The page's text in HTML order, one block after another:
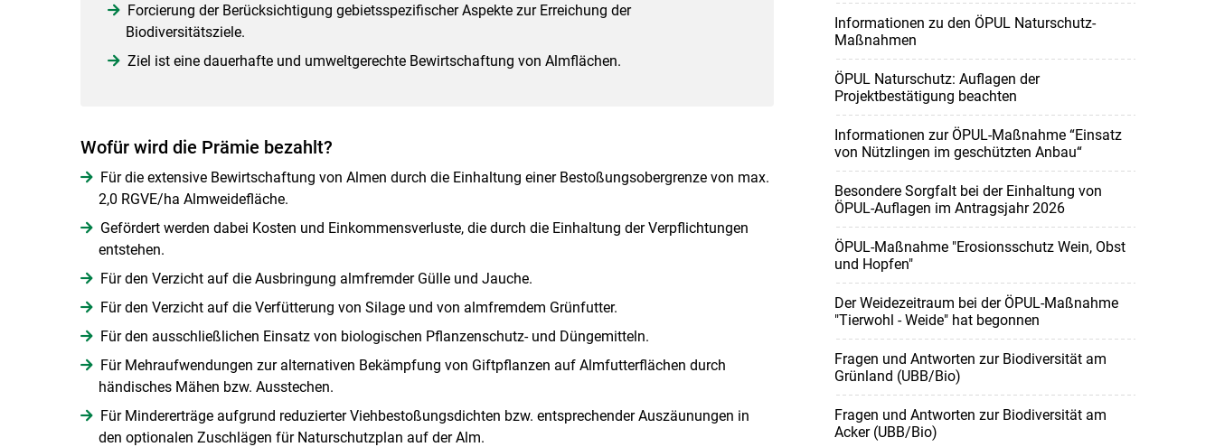
Forcierung der Berücksichtigung gebietsspezifischer Aspekte zur Erreichung der
Biodiversitätsziele.
Ziel ist eine dauerhafte und umweltgerechte Bewirtschaftung von Almflächen.
Wofür wird die Prämie bezahlt?
Für die extensive Bewirtschaftung von Almen durch die Einhaltung einer Bestoßungsobergrenze von max.
2,0 RGVE/ha Almweidefläche.
Gefördert werden dabei Kosten und Einkommensverluste, die durch die Einhaltung der Verpflichtungen
entstehen.
Für den Verzicht auf die Ausbringung almfremder Gülle und Jauche.
Für den Verzicht auf die Verfütterung von Silage und von almfremdem Grünfutter.
Für den ausschließlichen Einsatz von biologischen Pflanzenschutz- und Düngemitteln.
Für Mehraufwendungen zur alternativen Bekämpfung von Giftpflanzen auf Almfutterflächen durch
händisches Mähen bzw. Ausstechen.
Für Mindererträge aufgrund reduzierter Viehbestoßungsdichten bzw. entsprechender Auszäunungen in
den optionalen Zuschlägen für Naturschutzplan auf der Alm.
Informationen zu den ÖPUL Naturschutz-
Maßnahmen
ÖPUL Naturschutz: Auflagen der
Projektbestätigung beachten
Informationen zur ÖPUL-Maßnahme “Einsatz
von Nützlingen im geschützten Anbau“
Besondere Sorgfalt bei der Einhaltung von
ÖPUL-Auflagen im Antragsjahr 2026
ÖPUL-Maßnahme "Erosionsschutz Wein, Obst
und Hopfen"
Der Weidezeitraum bei der ÖPUL-Maßnahme
"Tierwohl - Weide" hat begonnen
Fragen und Antworten zur Biodiversität am
Grünland (UBB/Bio)
Fragen und Antworten zur Biodiversität am
Acker (UBB/Bio)